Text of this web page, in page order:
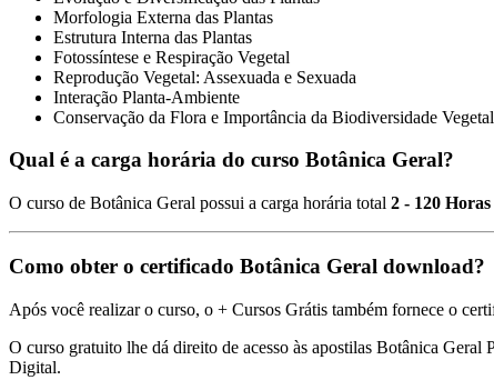
Morfologia Externa das Plantas
Estrutura Interna das Plantas
Fotossíntese e Respiração Vegetal
Reprodução Vegetal: Assexuada e Sexuada
Interação Planta-Ambiente
Conservação da Flora e Importância da Biodiversidade Vegetal
Qual é a carga horária do curso Botânica Geral?
O curso de Botânica Geral possui a carga horária total 2 - 120 Horas
Como obter o certificado Botânica Geral download?
Após você realizar o curso, o + Cursos Grátis também fornece o
O curso gratuito lhe dá direito de acesso às apostilas Botânica
Digital.